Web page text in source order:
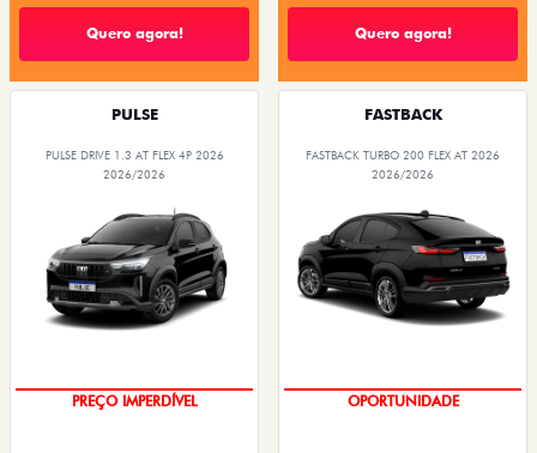
Quero agora! Quero agora!
PULSE
PULSE DRIVE 1.3 AT FLEX 4P 2026
2026/2026
PREÇO IMPERDÍVEL
FASTBACK
FASTBACK TURBO 200 FLEX AT 2026
2026/2026
OPORTUNIDADE